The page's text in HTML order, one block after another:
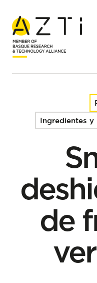
Inicio
Productos
Snacks deshidratados
Ingredientes
de